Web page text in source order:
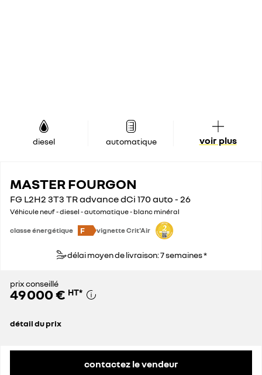
diesel automatique voir plus
MASTER FOURGON
FG L2H2 3T3 TR advance dCi 170 auto - 26
Véhicule neuf - diesel - automatique - blanc minéral
classe énergétique F vignette Crit'Air
délai moyen de livraison: 7 semaines *
prix conseillé
49 000 € HT*
détail du prix
contactez le vendeur